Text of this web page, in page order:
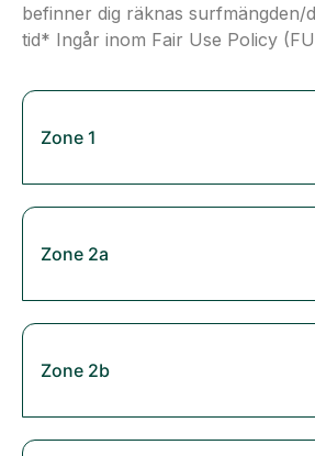
befinner dig räknas surfmängden/
tid* Ingår inom Fair Use Policy
Zone 1
Zone 2a
Zone 2b